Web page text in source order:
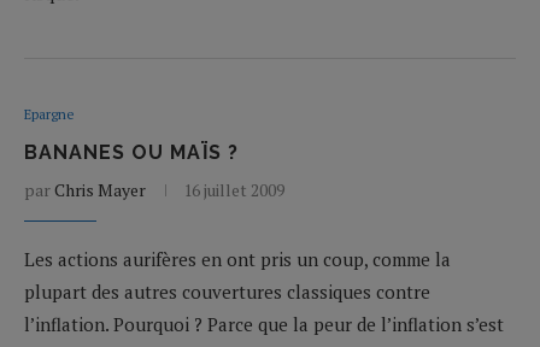
Epargne
BANANES OU MAÏS ?
parChris Mayer 16 juillet 2009
Les actions aurifères en ont pris un coup, comme la
plupart des autres couvertures classiques contre
l’inflation. Pourquoi ? Parce que la peur de l’inflation s’est